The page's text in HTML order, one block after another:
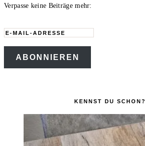
Verpasse keine Beiträge mehr:
E-
Mail-
Adresse
ABONNIEREN
KENNST DU SCHON?